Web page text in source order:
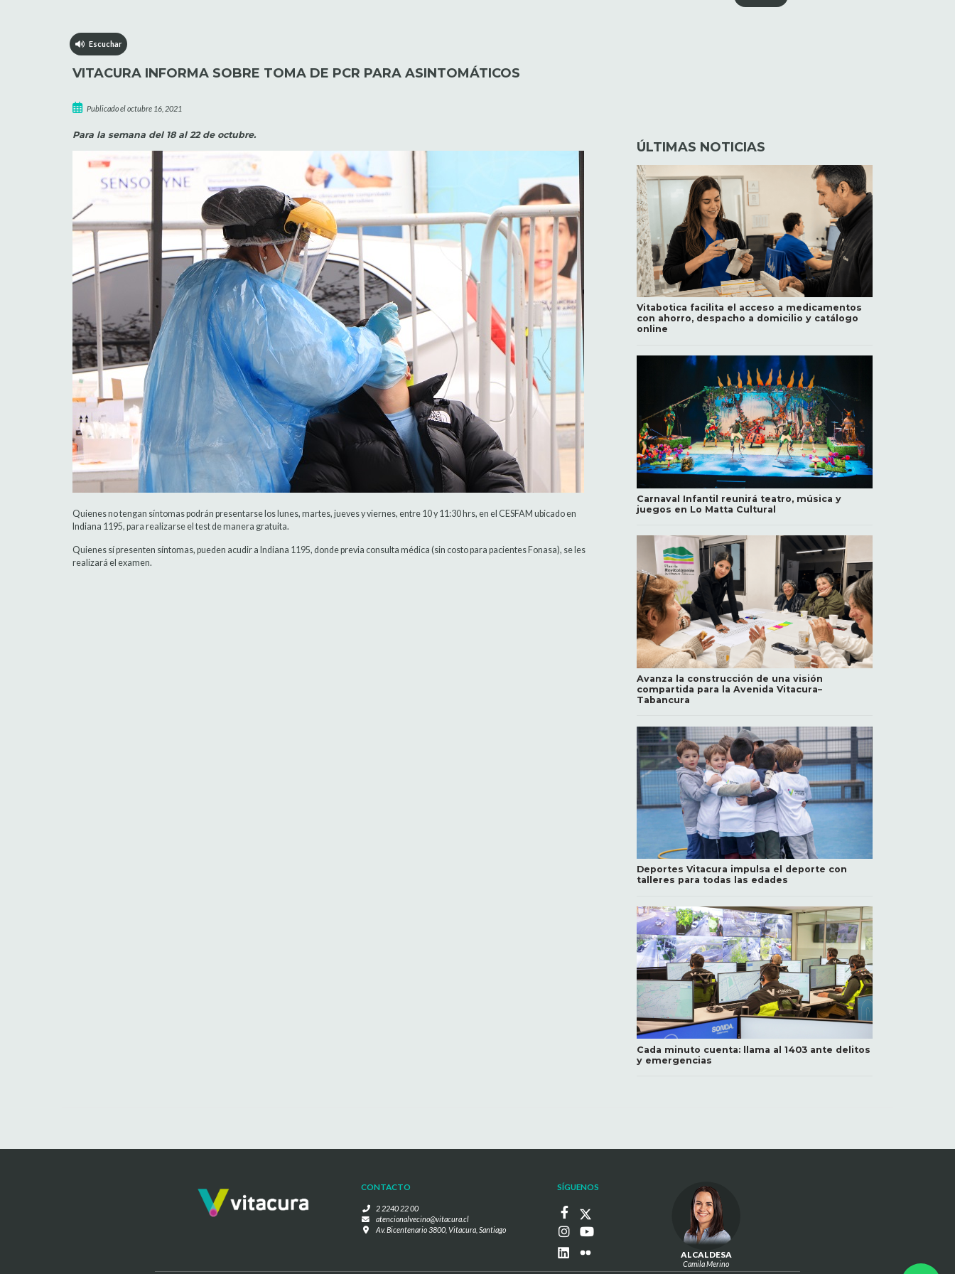
Escuchar
VITACURA INFORMA SOBRE TOMA DE PCR PARA ASINTOMÁTICOS
Publicado el octubre 16, 2021
Para la semana del 18 al 22 de octubre.
Quienes no tengan síntomas podrán presentarse los lunes, martes, jueves y viernes, entre 10 y 11:30 hrs, en el CESFAM ubicado en
Indiana 1195, para realizarse el test de manera gratuita.
Quienes sí presenten síntomas, pueden acudir a Indiana 1195, donde previa consulta médica (sin costo para pacientes Fonasa), se les
realizará el examen.
ÚLTIMAS NOTICIAS
Vitabotica facilita el acceso a medicamentos
con ahorro, despacho a domicilio y catálogo
online
Carnaval Infantil reunirá teatro, música y
juegos en Lo Matta Cultural
Avanza la construcción de una visión
compartida para la Avenida Vitacura–
Tabancura
Deportes Vitacura impulsa el deporte con
talleres para todas las edades
Cada minuto cuenta: llama al 1403 ante delitos
y emergencias
CONTACTO
2 2240 22 00
atencionalvecino@vitacura.cl
Av. Bicentenario 3800, Vitacura, Santiago
SÍGUENOS
ALCALDESA
Camila Merino